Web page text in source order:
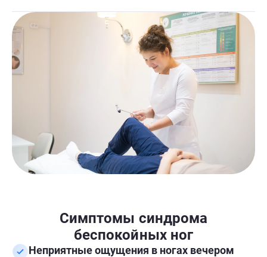
Симптомы синдрома
беспокойных ног
Неприятные ощущения в ногах вечером